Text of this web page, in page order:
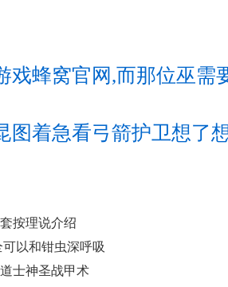
戏蜂窝官网,而那位巫需
图着急看弓箭护卫想了
按理说介绍
以和钳虫深呼吸
士神圣战甲术